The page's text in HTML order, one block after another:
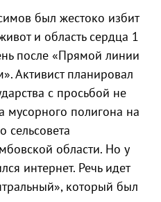
был жестоко избит
и область сердца 1
после «Прямой линии
Активист планировал
с просьбой не
мусорного полигона на
сельсовета
области. Но у
интернет. Речь идет
который был